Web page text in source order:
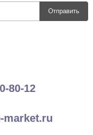
Отправить
80-12
market.ru